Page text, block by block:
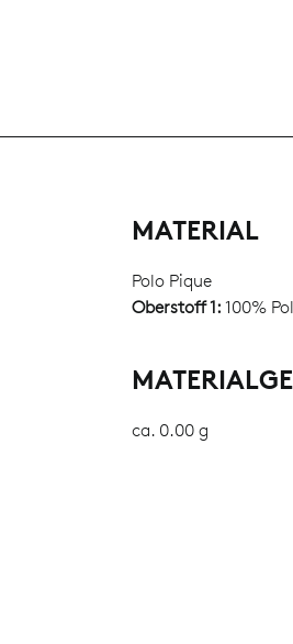
MATERIAL
Polo Pique
Oberstoff 1: 100%
ca. 0.00 g